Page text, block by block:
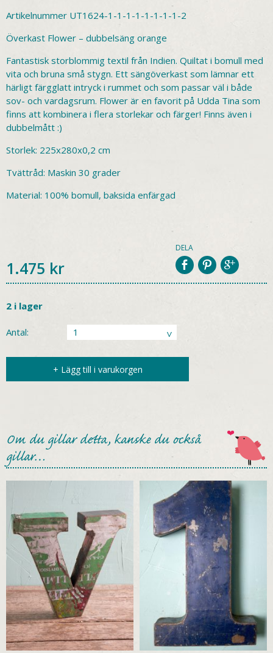
Artikelnummer UT1624-1-1-1-1-1-1-1-1-2
Överkast Flower – dubbelsäng orange
Fantastisk storblommig textil från Indien. Quiltat i bomull med
vita och bruna små stygn. Ett sängöverkast som lämnar ett
härligt färgglatt intryck i rummet och som passar väl i både
sov- och vardagsrum. Flower är en favorit på Udda Tina som
finns att kombinera i flera storlekar och färger! Finns även i
dubbelmått :)
Storlek: 225x280x0,2 cm
Tvättråd: Maskin 30 grader
Material: 100% bomull, baksida enfärgad
1.475 kr
DELA
2 i lager
Antal:
+ Lägg till i varukorgen
Om du gillar detta, kanske du också
gillar…